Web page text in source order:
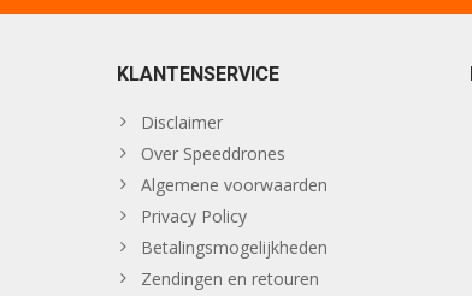
KLANTENSERVICE
Disclaimer
Over Speeddrones
Algemene voorwaarden
Privacy Policy
Betalingsmogelijkheden
Zendingen en retouren